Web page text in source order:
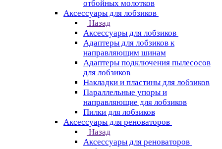
отбойных молотков
Аксессуары для лобзиков
Назад
Аксессуары для лобзиков
Адаптеры для лобзиков к
направляющим шинам
Адаптеры подключения пылесосов
для лобзиков
Накладки и пластины для лобзиков
Параллельные упоры и
направляющие для лобзиков
Пилки для лобзиков
Аксессуары для реноваторов
Назад
Аксессуары для реноваторов